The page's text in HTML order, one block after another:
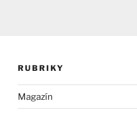
RUBRIKY
Magazín